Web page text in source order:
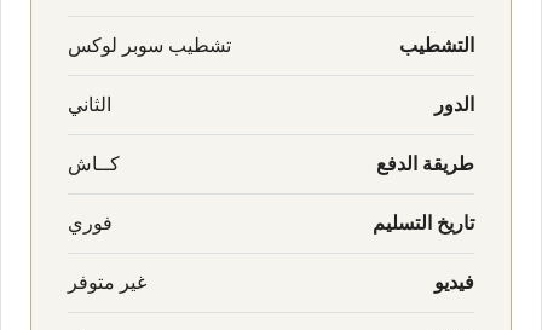
التشطيب تشطيب سوبر لوكس
الدور الثاني
طريقة الدفع كــاش
تاريخ التسليم فوري
فيديو غير متوفر